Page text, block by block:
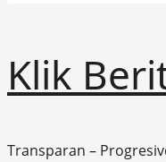
Klik
Transparan –